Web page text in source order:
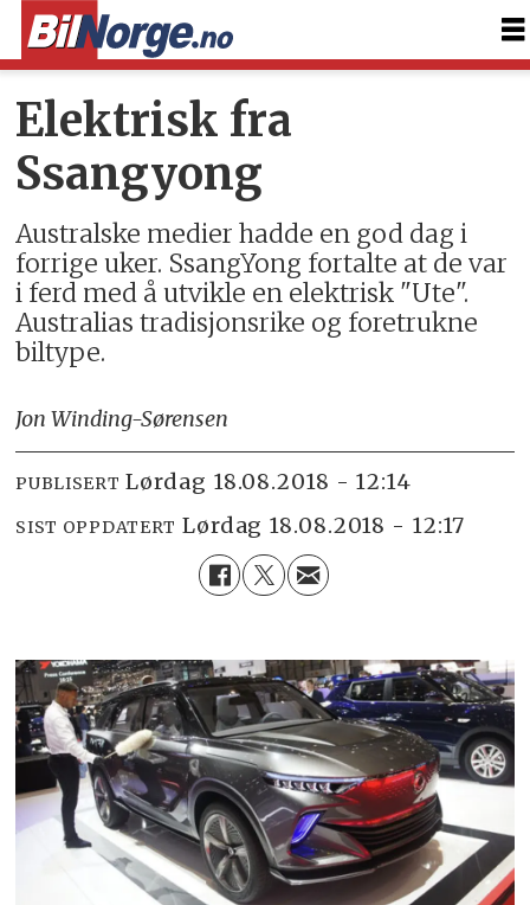
Elektrisk fra
Ssangyong
Australske medier hadde en god dag i
forrige uker. SsangYong fortalte at de var
i ferd med å utvikle en elektrisk "Ute".
Australias tradisjonsrike og foretrukne
biltype.
Jon Winding-Sørensen
PUBLISERT lørdag 18.08.2018 - 12:14
SIST OPPDATERT lørdag 18.08.2018 - 12:17